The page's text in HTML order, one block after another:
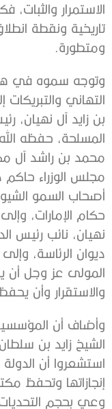
الاستمرار والثبات،
تاريخية ونقطة
ومتطورة.
وتوجه سموه في
التهاني
بن زايد آل نهيان،
المسلحة، حفظه
محمد بن راشد آل
مجلس الوزراء حاكم
أصحاب السمو
حكام الإمارات،
نهيان، نائب رئيس
ديوان الرئاسة،
المولى عز وجل أن
والاستقرار وأن
وأضاف أن
الشيخ زايد بن
استشعروا أن
إنجازاتها وتحفظ
وعي بحجم